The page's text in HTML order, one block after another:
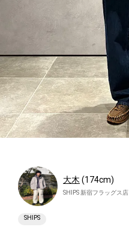
大木 (174cm)
SHIPS 新宿フラッグス店
SHIPS